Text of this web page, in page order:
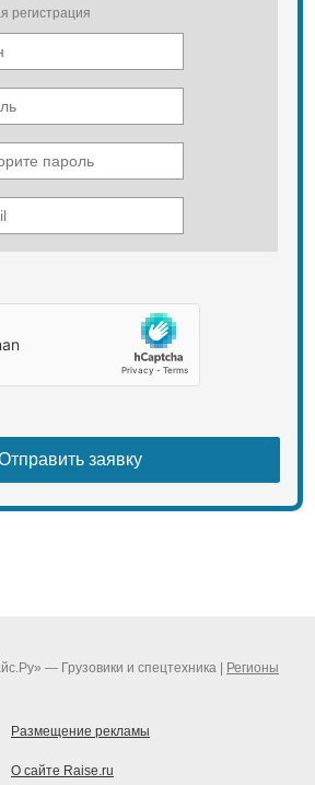
регистрация
— Грузовики и спецтехника | Регионы
Размещение рекламы
О сайте Raise.ru